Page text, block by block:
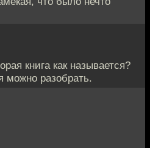
книга как называется?
можно разобрать.